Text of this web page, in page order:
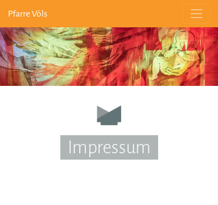
Pfarre Völs
Impressum